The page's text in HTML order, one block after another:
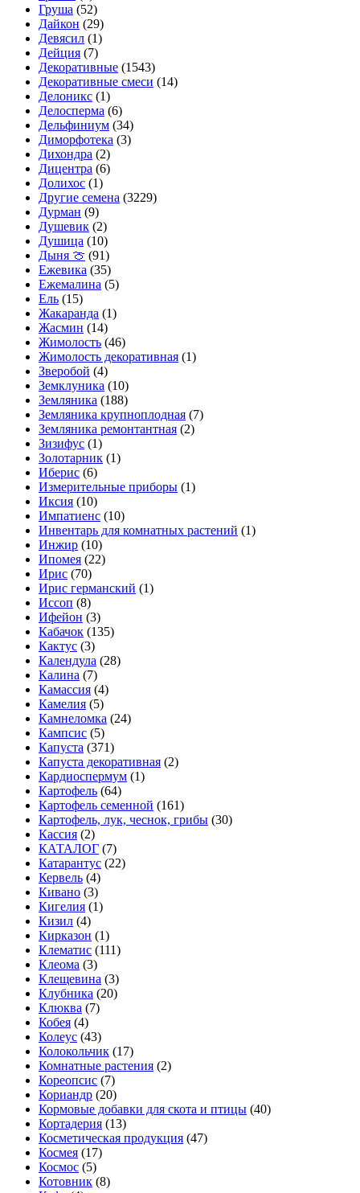
Груша (52)
Дайкон (29)
Девясил (1)
Дейция (7)
Декоративные (1543)
Декоративные смеси (14)
Делоникс (1)
Делосперма (6)
Дельфиниум (34)
Диморфотека (3)
Дихондра (2)
Дицентра (6)
Долихос (1)
Другие семена (3229)
Дурман (9)
Душевик (2)
Душица (10)
Дыня 🍈 (91)
Ежевика (35)
Ежемалина (5)
Ель (15)
Жакаранда (1)
Жасмин (14)
Жимолость (46)
Жимолость декоративная (1)
Зверобой (4)
Земклуника (10)
Земляника (188)
Земляника крупноплодная (7)
Земляника ремонтантная (2)
Зизифус (1)
Золотарник (1)
Иберис (6)
Измерительные приборы (1)
Иксия (10)
Импатиенс (10)
Инвентарь для комнатных растений (1)
Инжир (10)
Ипомея (22)
Ирис (70)
Ирис германский (1)
Иссоп (8)
Ифейон (3)
Кабачок (135)
Кактус (3)
Календула (28)
Калина (7)
Камассия (4)
Камелия (5)
Камнеломка (24)
Кампсис (5)
Капуста (371)
Капуста декоративная (2)
Кардиоспермум (1)
Картофель (64)
Картофель семенной (161)
Картофель, лук, чеснок, грибы (30)
Кассия (2)
КАТАЛОГ (7)
Катарантус (22)
Кервель (4)
Кивано (3)
Кигелия (1)
Кизил (4)
Кирказон (1)
Клематис (111)
Клеома (3)
Клещевина (3)
Клубника (20)
Клюква (7)
Кобея (4)
Колеус (43)
Колокольчик (17)
Комнатные растения (2)
Кореопсис (7)
Кориандр (20)
Кормовые добавки для скота и птицы (40)
Кортадерия (13)
Косметическая продукция (47)
Космея (17)
Космос (5)
Котовник (8)